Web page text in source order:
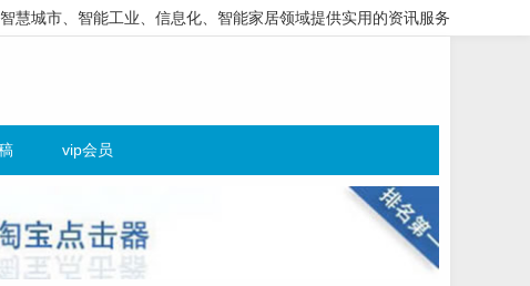
慧城市、智能工业、信息化、智能家居领域提供实用的资讯服务
vip会员